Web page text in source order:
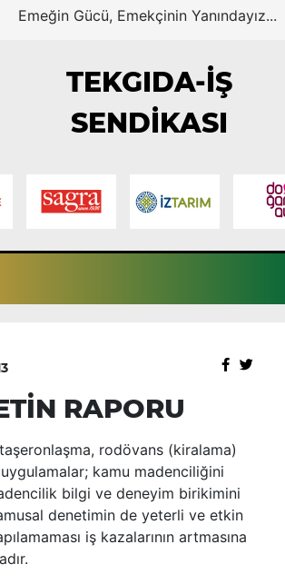
Emeğin Gücü, Emekçinin Yanındayız...
TEKGIDA-İŞ
SENDİKASI
RAPORU
rodövans (kiralama)
kamu madenciliğini
bilgi ve deneyim birikimini
denetimin de yeterli ve etkin
iş kazalarının artmasına